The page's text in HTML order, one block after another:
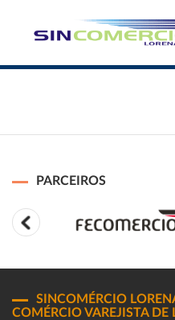
PARCEIROS
SINCOMÉRCIO
COMÉRCIO VAREJISTA DE